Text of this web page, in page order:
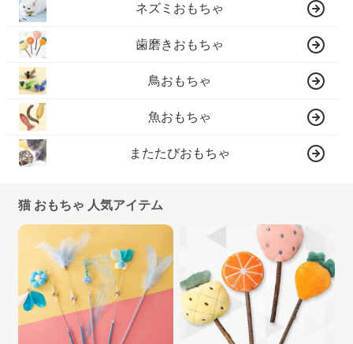
ネズミおもちゃ
歯磨きおもちゃ
鳥おもちゃ
魚おもちゃ
またたびおもちゃ
猫 おもちゃ 人気アイテム